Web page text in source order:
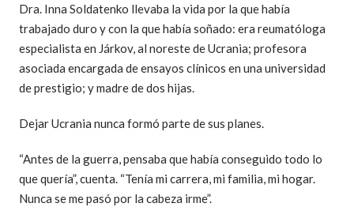
Dra. Inna Soldatenko llevaba la vida por la que había
trabajado duro y con la que había soñado: era reumatóloga
especialista en Járkov, al noreste de Ucrania; profesora
asociada encargada de ensayos clínicos en una universidad
de prestigio; y madre de dos hijas.
Dejar Ucrania nunca formó parte de sus planes.
“Antes de la guerra, pensaba que había conseguido todo lo
que quería”, cuenta. “Tenía mi carrera, mi familia, mi hogar.
Nunca se me pasó por la cabeza irme”.